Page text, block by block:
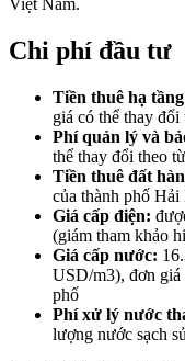
Việt Nam.
Chi phí đầu tư
Tiền thuê hạ
giá có thể thay
Phí quản lý và
thể thay đổi theo
Tiền thuê đất
của thành phố
Giá cấp điện:
(giám tham khảo
Giá cấp nước:
USD/m3), đơn giá
phố
Phí xử lý nước
lượng nước sạch